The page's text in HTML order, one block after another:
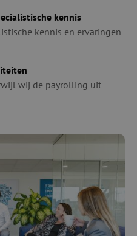
kennis
kennis en ervaringen
wij de payrolling uit